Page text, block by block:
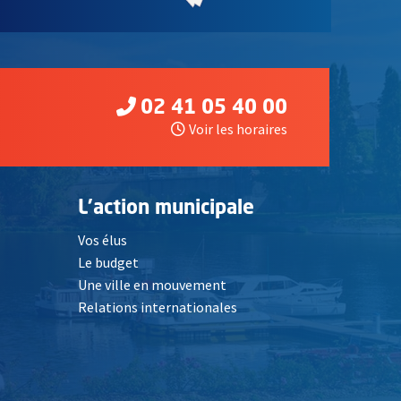
02 41 05 40 00
Voir les horaires
L'action municipale
Vos élus
Le budget
Une ville en mouvement
Relations internationales
Ouvre une nouvelle fenêtre